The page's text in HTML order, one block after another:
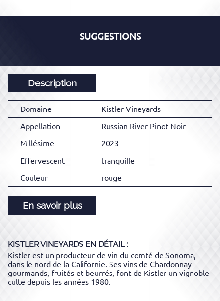
SUGGESTIONS
Description
Domaine
Kistler Vineyards
Appellation
Russian River Pinot Noir
Millésime
2023
Effervescent
tranquille
Couleur
rouge
En savoir plus
KISTLER VINEYARDS EN DÉTAIL :
Kistler est un producteur de vin du comté de Sonoma,
dans le nord de la Californie. Ses vins de Chardonnay
gourmands, fruités et beurrés, font de Kistler un vignoble
culte depuis les années 1980.